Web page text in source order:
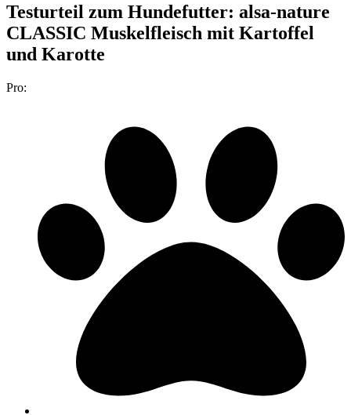
Testurteil zum Hundefutter: alsa-nature
CLASSIC Muskelfleisch mit Kartoffel
und Karotte
Pro: